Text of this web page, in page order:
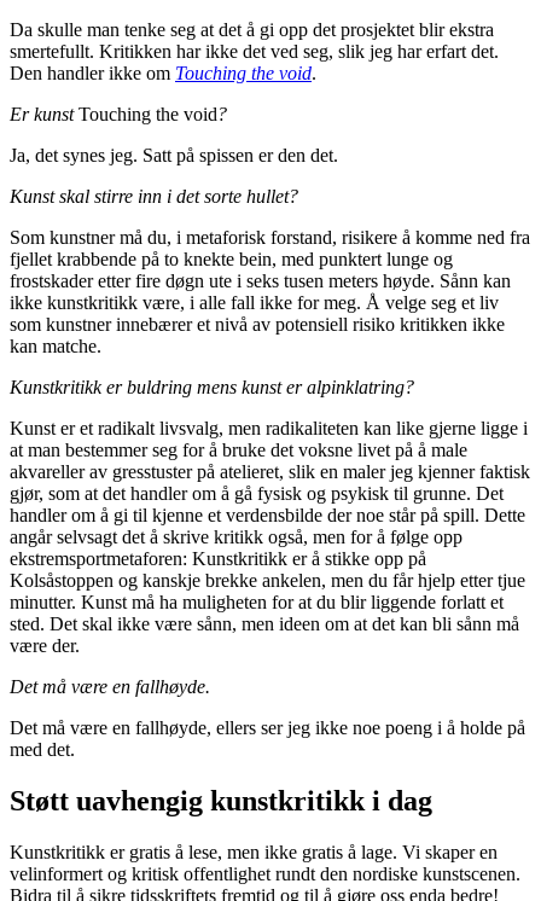
Da skulle man tenke seg at det å gi opp det prosjektet blir ekstra
smertefullt. Kritikken har ikke det ved seg, slik jeg har erfart det.
Den handler ikke om Touching the void.
Er kunstTouching the void?
Ja, det synes jeg. Satt på spissen er den det.
Kunst skal stirre inn i det sorte hullet?
Som kunstner må du, i metaforisk forstand, risikere å komme ned fra
fjellet krabbende på to knekte bein, med punktert lunge og
frostskader etter fire døgn ute i seks tusen meters høyde. Sånn kan
ikke kunstkritikk være, i alle fall ikke for meg. Å velge seg et liv
som kunstner innebærer et nivå av potensiell risiko kritikken ikke
kan matche.
Kunstkritikk er buldring mens kunst er alpinklatring?
Kunst er et radikalt livsvalg, men radikaliteten kan like gjerne ligge i
at man bestemmer seg for å bruke det voksne livet på å male
akvareller av gresstuster på atelieret, slik en maler jeg kjenner faktisk
gjør, som at det handler om å gå fysisk og psykisk til grunne. Det
handler om å gi til kjenne et verdensbilde der noe står på spill. Dette
angår selvsagt det å skrive kritikk også, men for å følge opp
ekstremsportmetaforen: Kunstkritikk er å stikke opp på
Kolsåstoppen og kanskje brekke ankelen, men du får hjelp etter tjue
minutter. Kunst må ha muligheten for at du blir liggende forlatt et
sted. Det skal ikke være sånn, men ideen om at det kan bli sånn må
være der.
Det må være en fallhøyde.
Det må være en fallhøyde, ellers ser jeg ikke noe poeng i å holde på
med det.
Støtt uavhengig kunstkritikk i dag
Kunstkritikk er gratis å lese, men ikke gratis å lage. Vi skaper en
velinformert og kritisk offentlighet rundt den nordiske kunstscenen.
Bidra til å sikre tidsskriftets fremtid og til å gjøre oss enda bedre!